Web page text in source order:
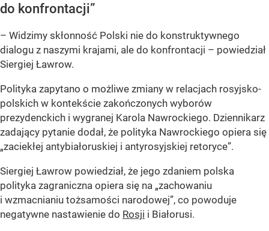
do konfrontacji”
– Widzimy skłonność Polski nie do konstruktywnego
dialogu z naszymi krajami, ale do konfrontacji – powiedział
Siergiej Ławrow.
Polityka zapytano o możliwe zmiany w relacjach rosyjsko-
polskich w kontekście zakończonych wyborów
prezydenckich i wygranej Karola Nawrockiego. Dziennikarz
zadający pytanie dodał, że polityka Nawrockiego opiera się
„zaciekłej antybiałoruskiej i antyrosyjskiej retoryce”.
Siergiej Ławrow powiedział, że jego zdaniem polska
polityka zagraniczna opiera się na „zachowaniu
i wzmacnianiu tożsamości narodowej”, co powoduje
negatywne nastawienie do Rosji i Białorusi.